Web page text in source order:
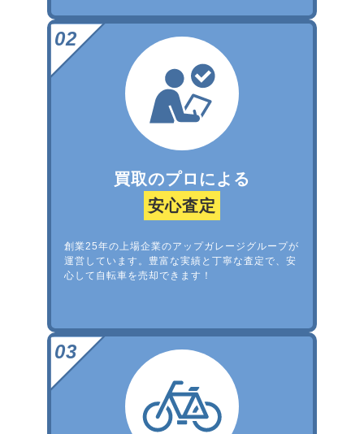
買取のプロによる
安心査定
創業25年の上場企業のアップガレージグループが
運営しています。豊富な実績と丁寧な査定で、安
心して自転車を売却できます！